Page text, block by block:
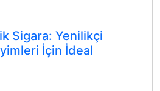
Sigara: Yenilikçi
İçin İdeal